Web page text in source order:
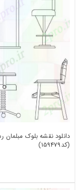
دانلود نقشه بلوک
(کد159479)